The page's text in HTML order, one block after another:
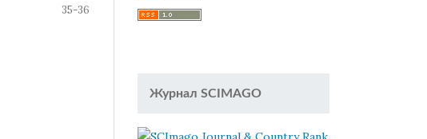
35-36
Журнал SCIMAGO